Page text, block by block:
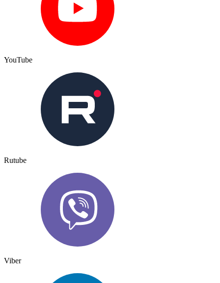
YouTube
Rutube
Viber